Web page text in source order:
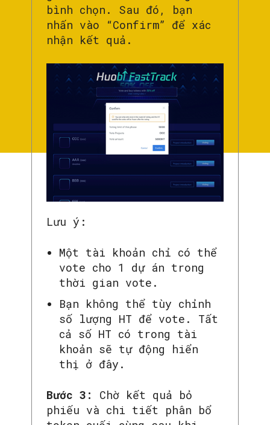
bình chọn. Sau đó, bạn
nhấn vào “Confirm” để xác
nhận kết quả.
Lưu ý:
Một tài khoản chỉ có thể
vote cho 1 dự án trong
thời gian vote.
Bạn không thể tùy chỉnh
số lượng HT để vote. Tất
cả số HT có trong tài
khoản sẽ tự động hiển
thị ở đây.
Bước 3: Chờ kết quả bỏ
phiếu và chi tiết phân bổ